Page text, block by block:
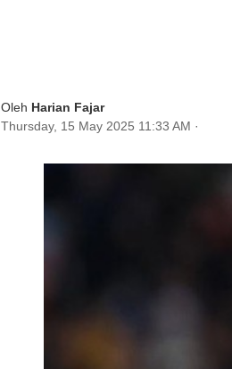
Oleh Harian Fajar
Thursday, 15 May 2025 11:33 AM ·